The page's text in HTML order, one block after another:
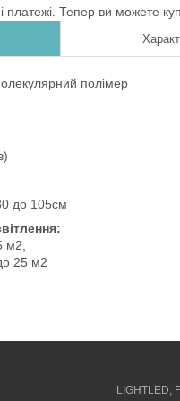
платежі. Тепер ви можете
полімер
до 105см
м2,
25 м2